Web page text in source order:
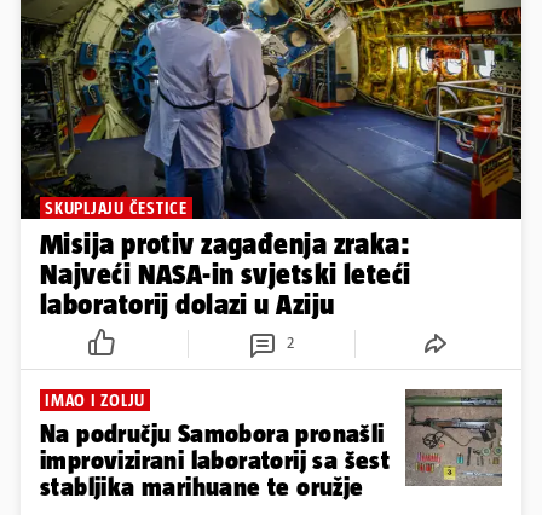
SKUPLJAJU ČESTICE
Misija protiv zagađenja zraka:
Najveći NASA-in svjetski leteći
laboratorij dolazi u Aziju
2
IMAO I ZOLJU
Na području Samobora pronašli
improvizirani laboratorij sa šest
stabljika marihuane te oružje